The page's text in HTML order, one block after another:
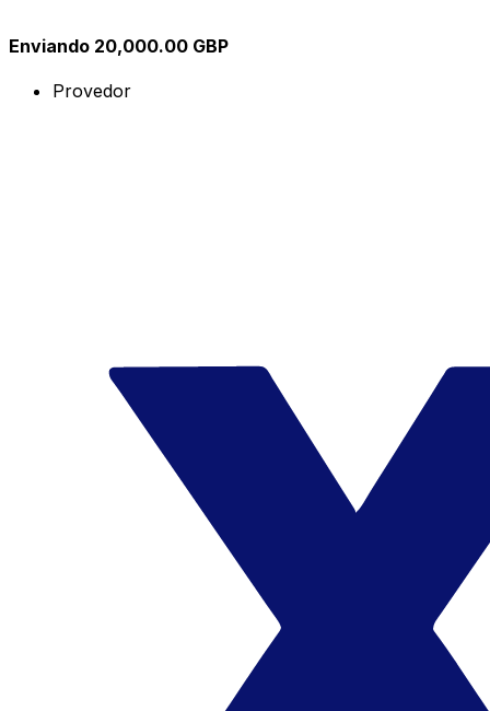
Enviando 20,000.00 GBP
Provedor